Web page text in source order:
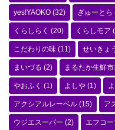
yes!YAOKO (32) ぎゅーとら
くらしらく (20) くらしモア
こだわりの味 (11) せいきょ
まいづる (2) まるたか生鮮
やおふく (1) よしや (1)
アクシアルレーベル (15) ア
ウジエスーパー (2) エフコ